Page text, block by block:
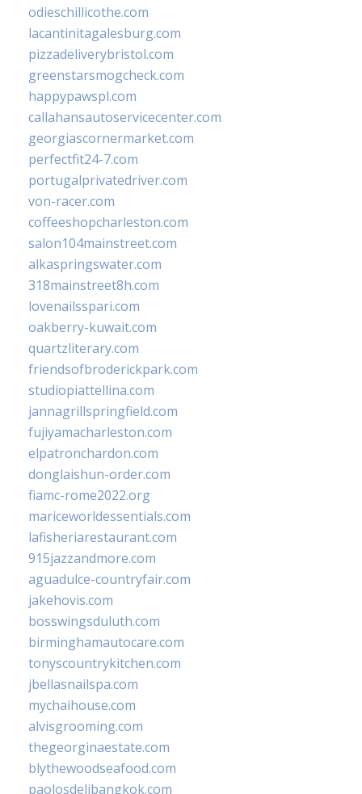
odieschillicothe.com
lacantinitagalesburg.com
pizzadeliverybristol.com
greenstarsmogcheck.com
happypawspl.com
callahansautoservicecenter.com
georgiascornermarket.com
perfectfit24-7.com
portugalprivatedriver.com
von-racer.com
coffeeshopcharleston.com
salon104mainstreet.com
alkaspringswater.com
318mainstreet8h.com
lovenailsspari.com
oakberry-kuwait.com
quartzliterary.com
friendsofbroderickpark.com
studiopiattellina.com
jannagrillspringfield.com
fujiyamacharleston.com
elpatronchardon.com
donglaishun-order.com
fiamc-rome2022.org
mariceworldessentials.com
lafisheriarestaurant.com
915jazzandmore.com
aguadulce-countryfair.com
jakehovis.com
bosswingsduluth.com
birminghamautocare.com
tonyscountrykitchen.com
jbellasnailspa.com
mychaihouse.com
alvisgrooming.com
thegeorginaestate.com
blythewoodseafood.com
paolosdelibangkok.com